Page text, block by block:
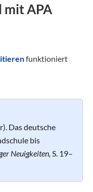
mit APA
funktioniert
Das deutsche
bis
Neuigkeiten,S. 19–